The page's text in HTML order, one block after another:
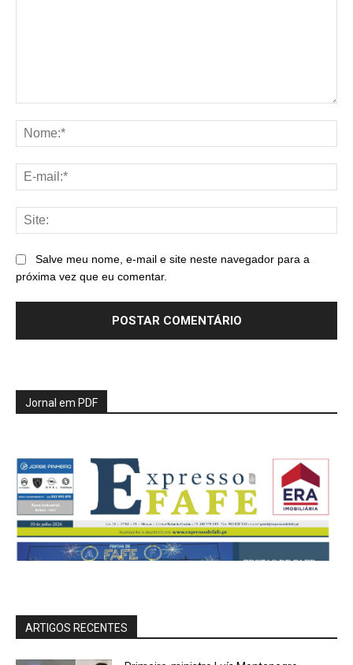
Salve meu nome, e-mail e site neste navegador para a
próxima vez que eu comentar.
Jornal em PDF
ARTIGOS RECENTES